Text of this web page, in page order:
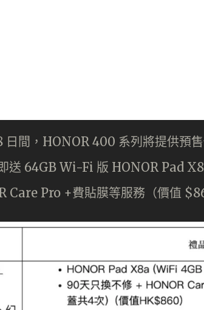
日間，HONOR 400 系列將提供預
送 64GB Wi-Fi 版 HONOR Pad
Care Pro +費貼膜等服務（價值